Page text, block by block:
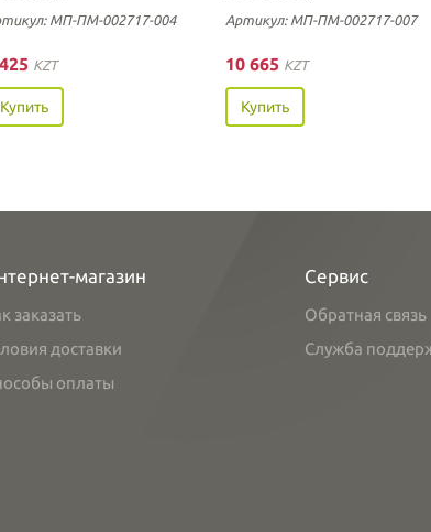
МП-ПМ-002717-004
KZT
Купить
Артикул: МП-ПМ-002717-007
10 665 KZT
Купить
магазин
заказать
доставки
оплаты
Сервис
Обратная связь
Служба